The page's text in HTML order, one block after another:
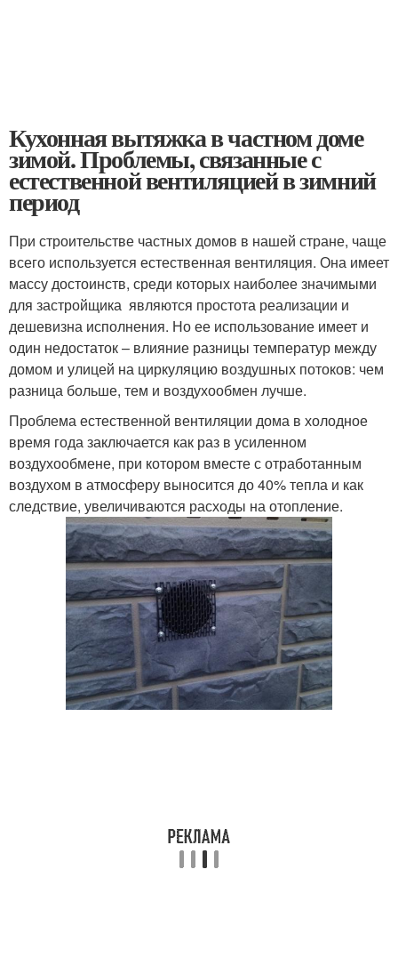
Кухонная вытяжка в частном доме
зимой. Проблемы, связанные с
естественной вентиляцией в зимний
период
При строительстве частных домов в нашей стране, чаще
всего используется естественная вентиляция. Она имеет
массу достоинств, среди которых наиболее значимыми
для застройщика являются простота реализации и
дешевизна исполнения. Но ее использование имеет и
один недостаток – влияние разницы температур между
домом и улицей на циркуляцию воздушных потоков: чем
разница больше, тем и воздухообмен лучше.
Проблема естественной вентиляции дома в холодное
время года заключается как раз в усиленном
воздухообмене, при котором вместе с отработанным
воздухом в атмосферу выносится до 40% тепла и как
следствие, увеличиваются расходы на отопление.